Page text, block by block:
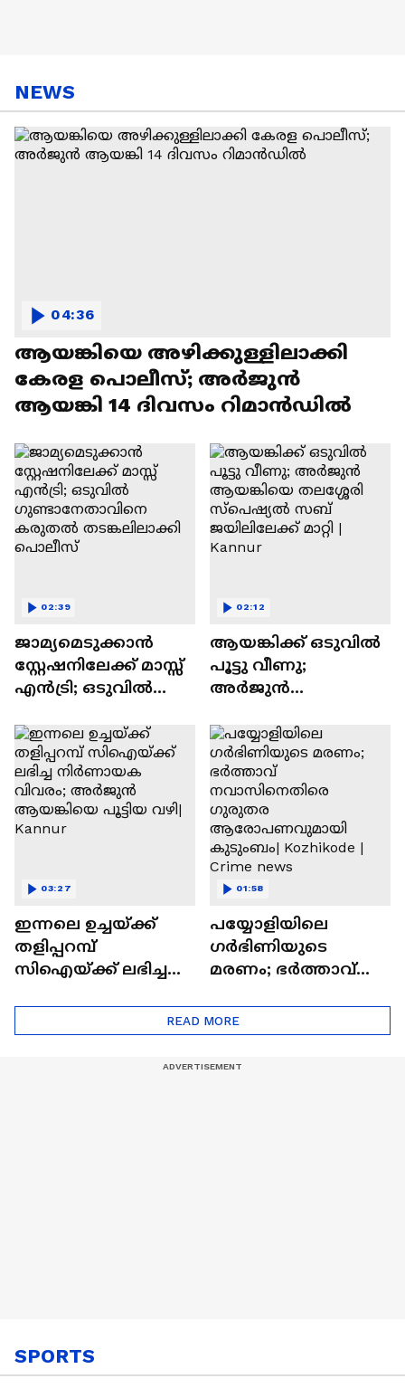
NEWS
ആയങ്കിയെ അഴിക്കുള്ളിലാക്കി
കേരള പൊലീസ്; അര്‍ജുന്‍
ആയങ്കി 14 ദിവസം റിമാന്‍ഡില്‍
04:36
ജാമ്യമെടുക്കാൻ
സ്റ്റേഷനിലേക്ക് മാസ്സ്
എൻട്രി; ഒടുവിൽ
കരുതൽ
തടങ്കലിലാക്കി
പൊലീസ്
02:39
ആയങ്കിക്ക് ഒടുവിൽ
പൂട്ടു വീണു;
അർജുൻ
തലശ്ശേരി സ്പെഷ്യൽ
സബ് ജയിലിലേക്ക്
മാറ്റി | Kannur
02:12
ഇന്നലെ ഉച്ചയ്ക്ക്
തളിപ്പറമ്പ്
സിഐയ്ക്ക് ലഭിച്ച
ആയങ്കിയെ പൂട്ടിയ
03:27
പയ്യോളിയിലെ
ഗർഭിണിയുടെ
മരണം; ഭർത്താവ്
ഗുരുതര
ആരോപണവുമായി
01:58
READ MORE
SPORTS